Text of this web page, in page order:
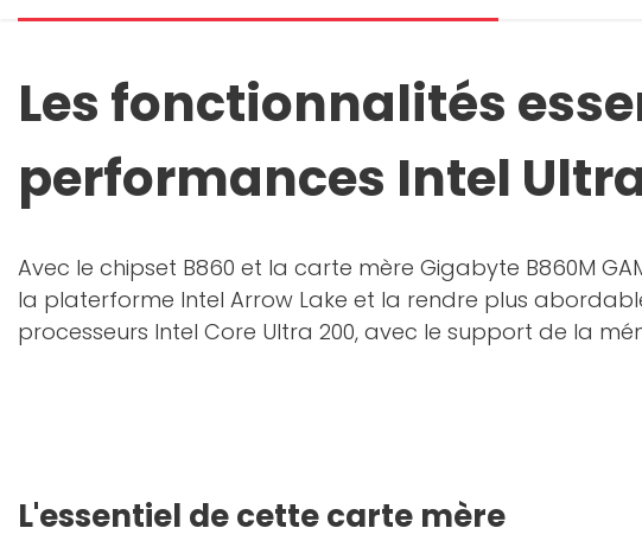
Les fonctionnalités
performances Intel
Avec le chipset B860 et la carte mère Gigabyte B860M
la platerforme Intel Arrow Lake et la rendre plus
processeurs Intel Core Ultra 200, avec le support de la
L'essentiel de cette carte mère